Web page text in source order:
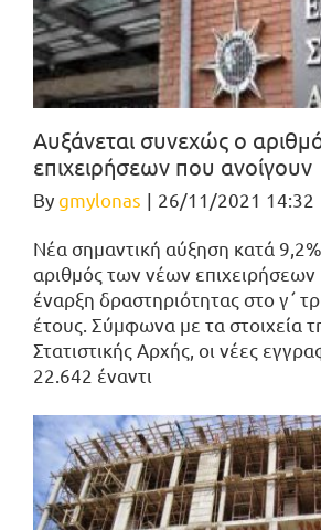
Αυξάνεται συνεχώς ο
επιχειρήσεων που ανοίγουν
Bygmylonas | 26/11/2021 14:32
Νέα σημαντική αύξηση κατά
αριθμός των νέων
έναρξη δραστηριότητας στο γ΄
έτους. Σύμφωνα με τα στοιχεία
Στατιστικής Αρχής, οι νέες
22.642 έναντι